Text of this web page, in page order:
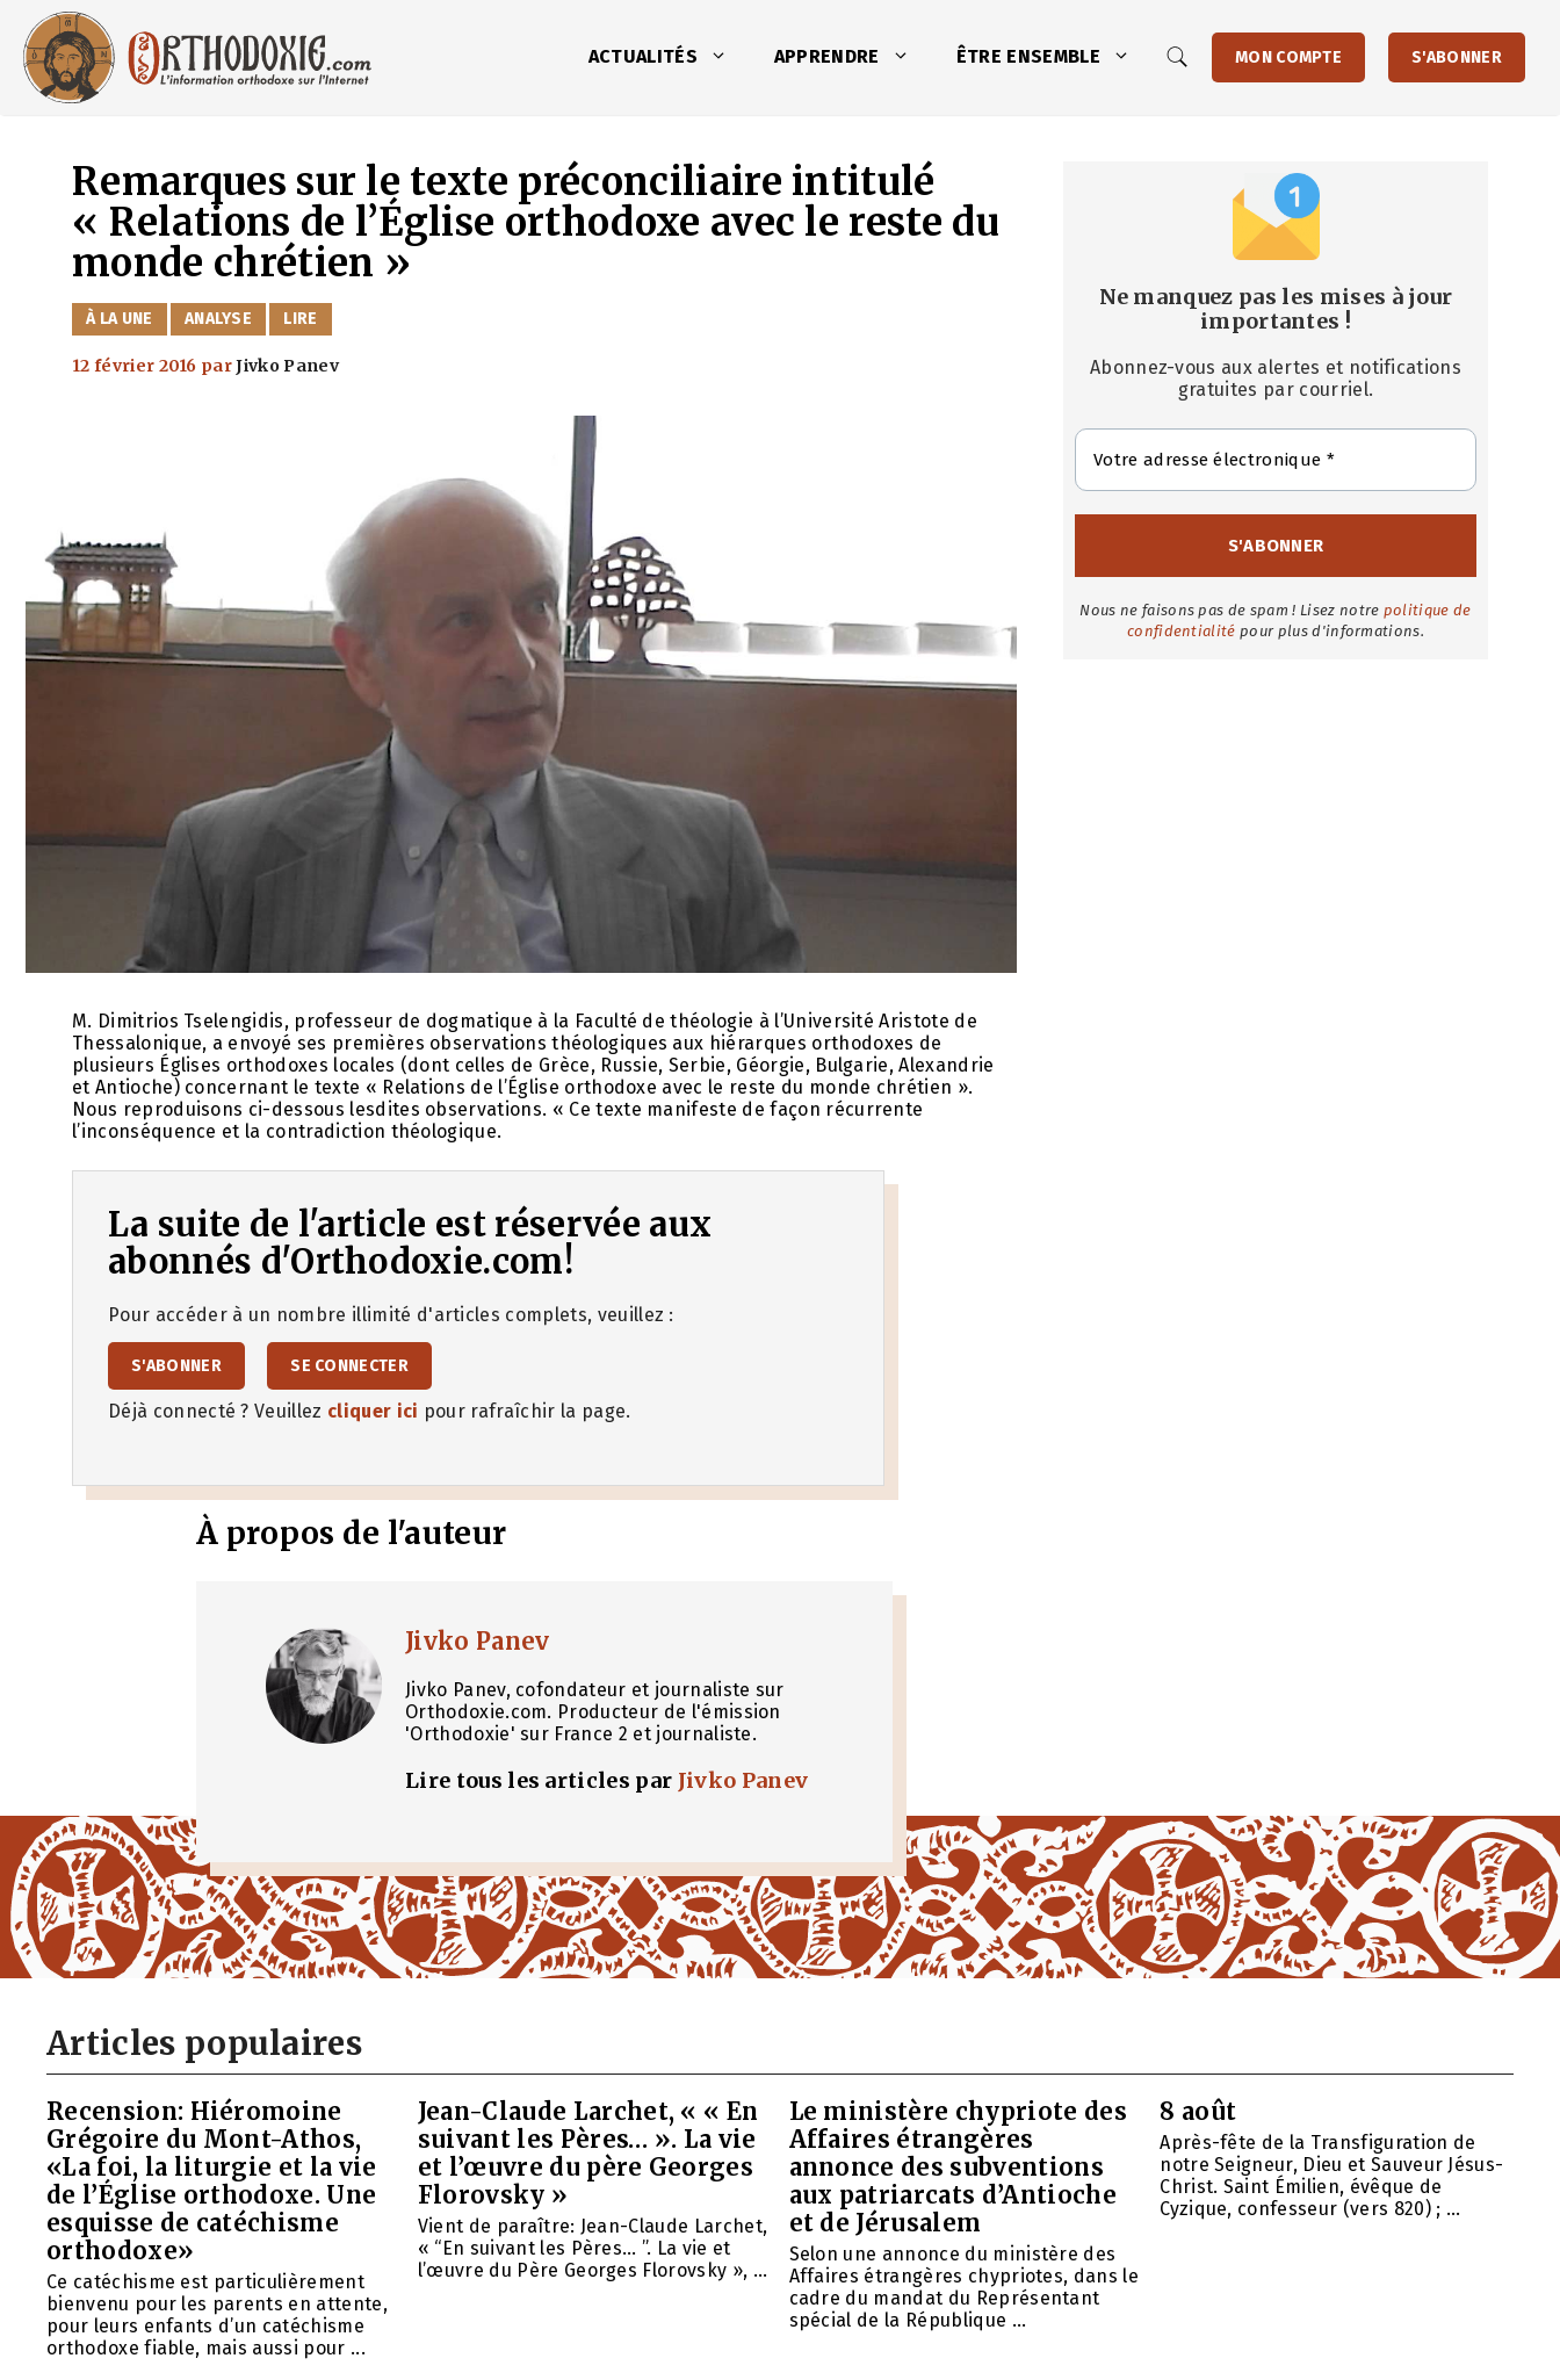
contenu
ACTUALITÉS APPRENDRE ÊTRE ENSEMBLE MON COMPTE S'ABONNER
Remarques sur le texte préconciliaire intitulé
« Relations de l’Église orthodoxe avec le reste du
monde chrétien »
CATÉGORIES
À LA UNE ANALYSE LIRE
12 février 2016 parJivko Panev
M. Dimitrios Tselengidis, professeur de dogmatique à la Faculté de théologie à l’Université Aristote de
Thessalonique, a envoyé ses premières observations théologiques aux hiérarques orthodoxes de
plusieurs Églises orthodoxes locales (dont celles de Grèce, Russie, Serbie, Géorgie, Bulgarie, Alexandrie
et Antioche) concernant le texte « Relations de l’Église orthodoxe avec le reste du monde chrétien ».
Nous reproduisons ci-dessous lesdites observations. « Ce texte manifeste de façon récurrente
l’inconséquence et la contradiction théologique.
La suite de l'article est réservée aux
abonnés d'Orthodoxie.com!
Pour accéder à un nombre illimité d'articles complets, veuillez :
S'ABONNER SE CONNECTER
Déjà connecté ? Veuillez cliquer ici pour rafraîchir la page.
À propos de l'auteur
Jivko Panev
Jivko Panev, cofondateur et journaliste sur
Orthodoxie.com. Producteur de l'émission
'Orthodoxie' sur France 2 et journaliste.
Lire tous les articles par Jivko Panev
Ne manquez pas les mises à jour
importantes !
Abonnez-vous aux alertes et notifications
gratuites par courriel.
Nous ne faisons pas de spam ! Lisez notre politique de
confidentialité pour plus d'informations.
Articles populaires
Recension: Hiéromoine
Grégoire du Mont-Athos,
«La foi, la liturgie et la vie
de l’Église orthodoxe. Une
esquisse de catéchisme
orthodoxe»
Ce catéchisme est particulièrement
bienvenu pour les parents en attente,
pour leurs enfants d’un catéchisme
orthodoxe fiable, mais aussi pour ...
Jean-Claude Larchet, « « En
suivant les Pères… ». La vie
et l’œuvre du père Georges
Florovsky »
Vient de paraître: Jean-Claude Larchet,
« “En suivant les Pères… ”. La vie et
l’œuvre du Père Georges Florovsky », ...
Le ministère chypriote des
Affaires étrangères
annonce des subventions
aux patriarcats d’Antioche
et de Jérusalem
Selon une annonce du ministère des
Affaires étrangères chypriotes, dans le
cadre du mandat du Représentant
spécial de la République ...
8 août
Après-fête de la Transfiguration de
notre Seigneur, Dieu et Sauveur Jésus-
Christ. Saint Émilien, évêque de
Cyzique, confesseur (vers 820) ; ...